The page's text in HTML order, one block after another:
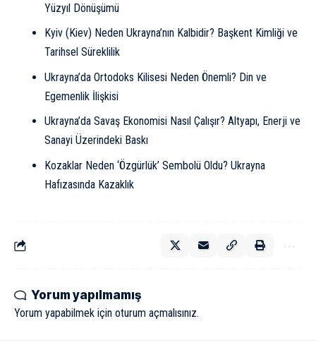
Yüzyıl Dönüşümü
Kyiv (Kiev) Neden Ukrayna’nın Kalbidir? Başkent Kimliği ve
Tarihsel Süreklilik
Ukrayna’da Ortodoks Kilisesi Neden Önemli? Din ve
Egemenlik İlişkisi
Ukrayna’da Savaş Ekonomisi Nasıl Çalışır? Altyapı, Enerji ve
Sanayi Üzerindeki Baskı
Kozaklar Neden ‘Özgürlük’ Sembolü Oldu? Ukrayna
Hafızasında Kazaklık
Yorum yapılmamış
Yorum yapabilmek için oturum açmalısınız.